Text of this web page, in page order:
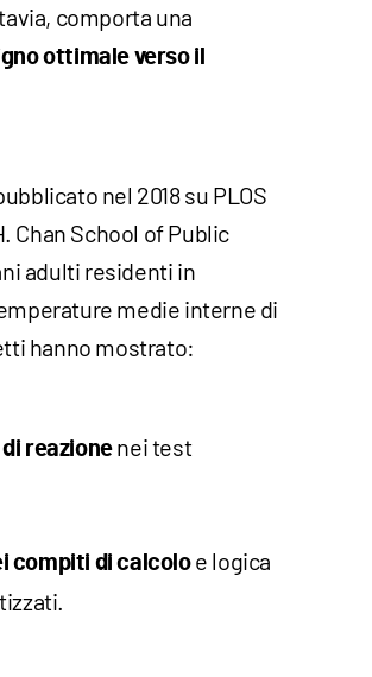
comporta una
ottimale verso il
nel 2018 su PLOS
Chan School of Public
adulti residenti in
medie interne di
hanno mostrato:
reazionenei test
compiti di calcoloe logica